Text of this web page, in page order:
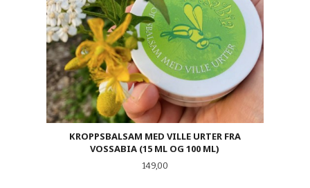
KROPPSBALSAM MED VILLE URTER FRA
VOSSABIA (15 ML OG 100 ML)
Pris
149,00